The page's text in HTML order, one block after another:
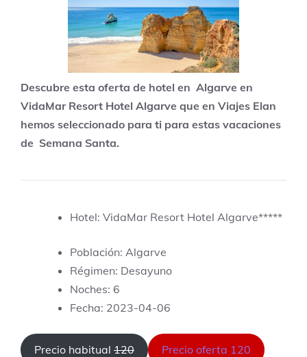
Descubre esta oferta de hotel en Algarve en
VidaMar Resort Hotel Algarve que en Viajes Elan
hemos seleccionado para ti para estas vacaciones
de Semana Santa.
Hotel: VidaMar Resort Hotel Algarve*****
Población: Algarve
Régimen: Desayuno
Noches: 6
Fecha: 2023-04-06
Precio habitual 120 Precio oferta 120